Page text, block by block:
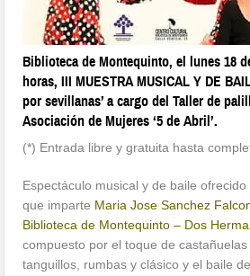
Biblioteca de Montequinto, el lunes 18
horas, III MUESTRA MUSICAL Y DE
por sevillanas’ a cargo del Taller de
Asociación de Mujeres ‘5 de Abril’.
(*) Entrada libre y gratuita hasta
Espectáculo musical y de baile
que imparte Maria Jose Sanchez
Biblioteca de Montequinto – Dos
compuesto por el toque de
tanguillos, rumbas y clásico y el baile